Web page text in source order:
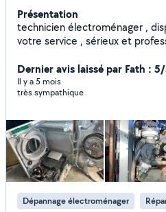
Présentation
technicien électroménager ,
votre service , sérieux et
Dernier avis laissé par Fath :
Il y a 5 mois
très sympathique
Dépannage électroménager